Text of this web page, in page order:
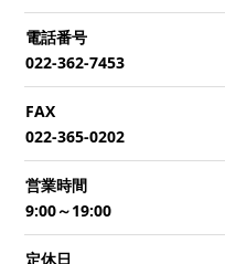
電話番号
022-362-7453
FAX
022-365-0202
営業時間
9:00～19:00
定休日